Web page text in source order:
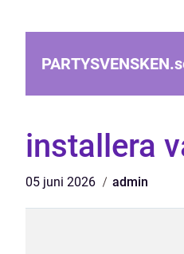
PARTYSVENSKEN.
installera
05 juni 2026 admin